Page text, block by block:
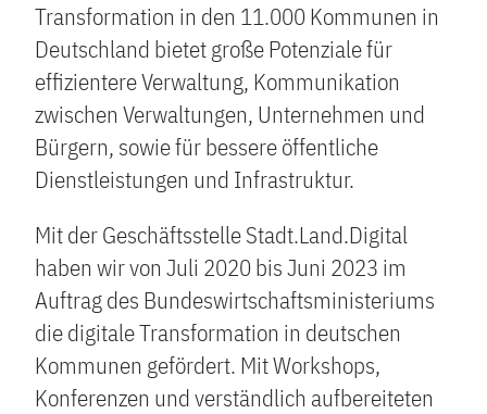
Transformation in den 11.000 Kommunen in
Deutschland bietet große Potenziale für
effizientere Verwaltung, Kommunikation
zwischen Verwaltungen, Unternehmen und
Bürgern, sowie für bessere öffentliche
Dienstleistungen und Infrastruktur.
Mit der Geschäftsstelle Stadt.Land.Digital
haben wir von Juli 2020 bis Juni 2023 im
Auftrag des Bundeswirtschaftsministeriums
die digitale Transformation in deutschen
Kommunen gefördert. Mit Workshops,
Konferenzen und verständlich aufbereiteten